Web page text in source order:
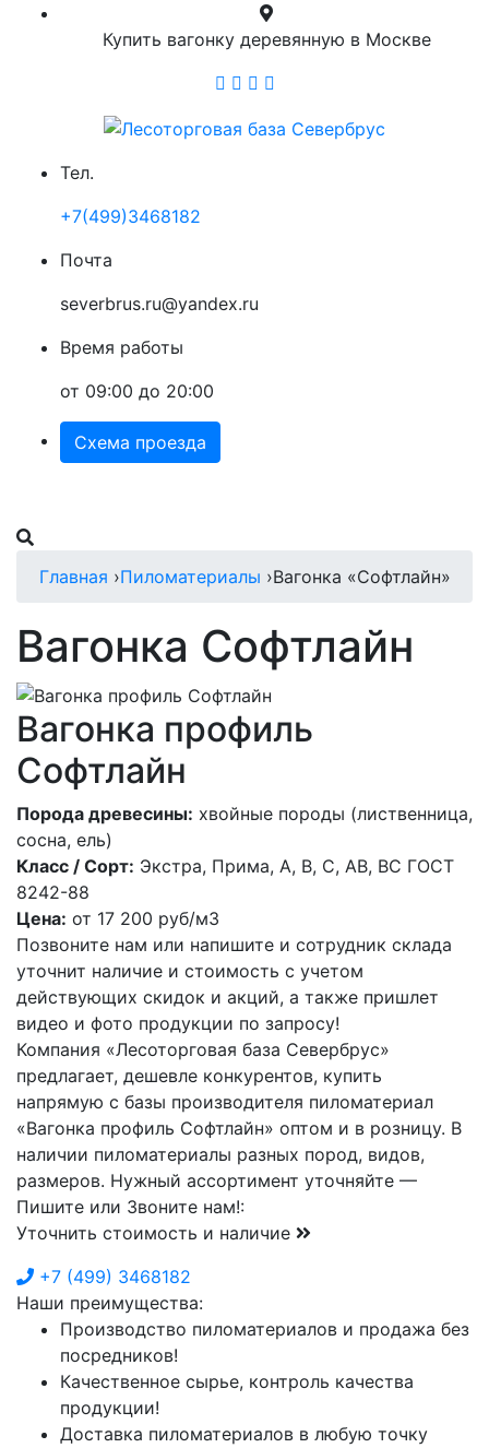
Купить вагонку деревянную в Москве
Тел.
+7(499)3468182
Почта
severbrus.ru@yandex.ru
Время работы
от 09:00 до 20:00
Схема проезда
Главная ›Пиломатериалы ›Вагонка «Софтлайн»
Вагонка Софтлайн
Вагонка профиль
Софтлайн
Порода древесины: хвойные породы (лиственница,
сосна, ель)
Класс / Сорт: Экстра, Прима, А, В, С, АВ, ВС ГОСТ
8242-88
Цена: от 17 200 руб/м3
Позвоните нам или напишите и сотрудник склада
уточнит наличие и стоимость с учетом
действующих скидок и акций, а также пришлет
видео и фото продукции по запросу!
Компания «Лесоторговая база Севербрус»
предлагает, дешевле конкурентов, купить
напрямую с базы производителя пиломатериал
«Вагонка профиль Софтлайн» оптом и в розницу. В
наличии пиломатериалы разных пород, видов,
размеров. Нужный ассортимент уточняйте —
Пишите или Звоните нам!:
Уточнить стоимость и наличие
+7 (499) 3468182
Наши преимущества:
Производство пиломатериалов и продажа без
посредников!
Качественное сырье, контроль качества
продукции!
Доставка пиломатериалов в любую точку